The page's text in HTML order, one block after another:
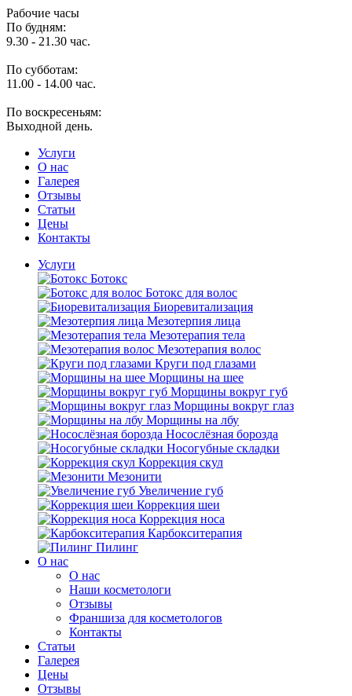
Рабочие часы
По будням:
9.30 - 21.30 час.
По субботам:
11.00 - 14.00 час.
По воскресеньям:
Выходной день.
Услуги
O нас
Галерея
Отзывы
Статьи
Цены
Контакты
Услуги
Ботокс
Ботокс для волос
Биоревитализация
Мезотерпия лица
Мезотерапия тела
Мезотерапия волос
Круги под глазами
Морщины на шее
Морщины вокруг губ
Морщины вокруг глаз
Морщины на лбу
Носослёзная борозда
Носогубные складки
Коррекция скул
Мезонити
Увеличение губ
Коррекция шеи
Коррекция носа
Карбокситерапия
Пилинг
O нас
O нас
Наши косметологи
Отзывы
Франшиза для косметологов
Контакты
Статьи
Галерея
Цены
Отзывы